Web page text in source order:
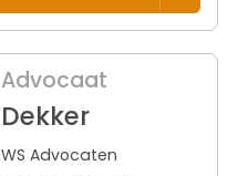
Advocaat
Dekker
WS Advocaten